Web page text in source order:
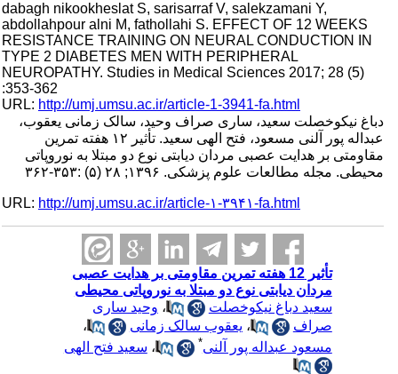
dabagh nikookheslat S, sarisarraf V, salekzamani Y,
abdollahpour alni M, fathollahi S. EFFECT OF 12 WEEKS
RESISTANCE TRAINING ON NEURAL CONDUCTION IN
TYPE 2 DIABETES MEN WITH PERIPHERAL
NEUROPATHY. Studies in Medical Sciences 2017; 28 (5)
:353-362
URL:http://umj.umsu.ac.ir/article-1-3941-fa.html
دباغ نیکوخصلت سعید، ساری صراف وحید، سالک زمانی یعقوب،
عبداله پور آلنی مسعود، فتح الهی سعید. تأثیر ۱۲ هفته تمرین
مقاومتی بر هدایت عصبی مردان دیابتی نوع دو مبتلا به نوروپاتی
محیطی. مجله مطالعات علوم پزشکی. ۱۳۹۶; ۲۸ (۵) :۳۵۳-۳۶۲
URL:http://umj.umsu.ac.ir/article-۱-۳۹۴۱-fa.html
تأثیر 12 هفته تمرین مقاومتی بر هدایت عصبی
مردان دیابتی نوع دو مبتلا به نوروپاتی محیطی
سعید دباغ نیکوخصلت
،وحید ساری
صراف
،یعقوب سالک زمانی
،
مسعود عبداله پور آلنی
،سعید فتح الهی